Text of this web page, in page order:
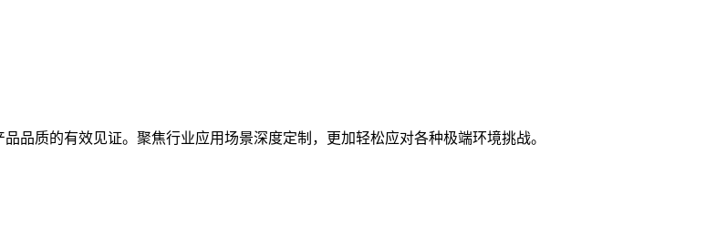
品质的有效见证。聚焦行业应用场景深度定制，更加轻松应对各种极端环境挑战。